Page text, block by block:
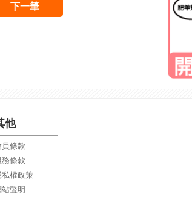
下一筆
他
員條款
務條款
私權政策
站聲明